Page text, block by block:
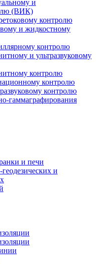
и
(ВИК)
контролю
и жидкостному
контролю
и ультразвуковому
контролю
контролю
контролю
гаммаграфирования
и печи
и